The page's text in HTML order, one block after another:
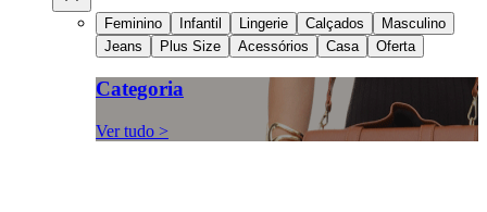
Feminino Infantil Lingerie Calçados
Masculino
Jeans
Plus Size Acessórios Casa Oferta
Categoria
Ver tudo >